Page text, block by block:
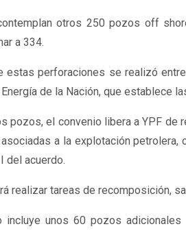
otros 250 pozos off
a 334.
estas perforaciones se realizó
de la Nación, que establece
pozos, el convenio libera a YPF
a la explotación petrolera,
del acuerdo.
realizar tareas de recomposición,
incluye unos 60 pozos